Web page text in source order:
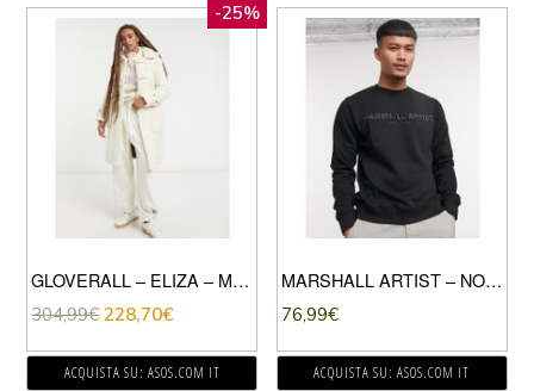
-25%
GLOVERALL – ELIZA – MONTGOMERY IN MONTONE BEIGE
304,99€ 228,70€
ACQUISTA SU: ASOS.COM IT
MARSHALL ARTIST – NON ATH – FELPA RICAMATA NERA-NERO
76,99€
ACQUISTA SU: ASOS.COM IT